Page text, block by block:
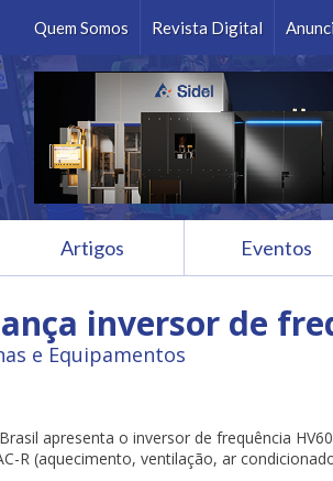
Quem Somos Revista Digital
Artigos Eventos
inversor de
e Equipamentos
apresenta o inversor de frequência
R (aquecimento, ventilação, ar